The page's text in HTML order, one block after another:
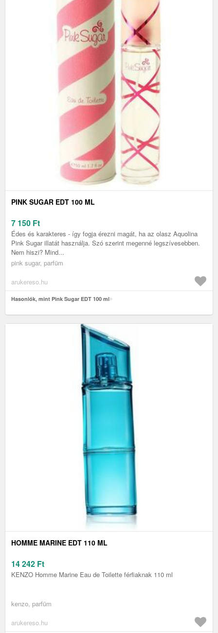
PINK SUGAR EDT 100 ML
7 150 Ft
Édes és karakteres - így fogja érezni magát, ha az olasz Aquolina
Pink Sugar illatát használja. Szó szerint megenné legszívesebben.
Nem hiszi? Mind...
pink sugar, parfüm
arukereso.hu
Hasonlók, mint Pink Sugar EDT 100 ml
HOMME MARINE EDT 110 ML
14 242 Ft
KENZO Homme Marine Eau de Toilette férfiaknak 110 ml
kenzo, parfüm
arukereso.hu